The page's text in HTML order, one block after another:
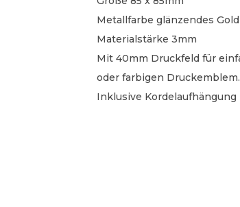
Metallfarbe glänzendes Gold
Materialstärke 3mm
Mit 40mm Druckfeld für
oder farbigen Druckemblem.
Inklusive